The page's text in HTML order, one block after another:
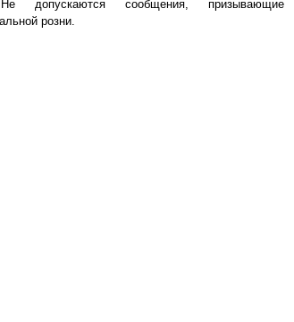
допускаются сообщения,
розни.